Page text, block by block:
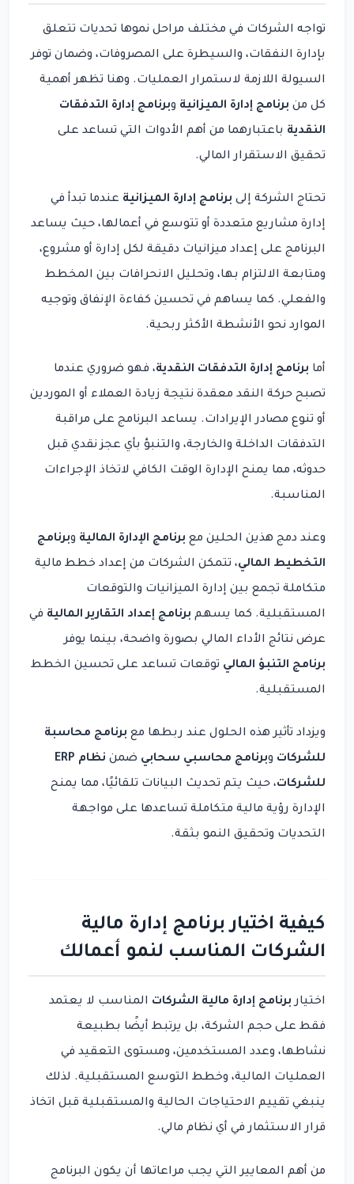
تواجه الشركات في مختلف مراحل نموها تحديات تتعلق
بإدارة النفقات، والسيطرة على المصروفات، وضمان توفر
السيولة اللازمة لاستمرار العمليات. وهنا تظهر أهمية
كل من برنامج إدارة الميزانية وبرنامج إدارة التدفقات
النقدية باعتبارهما من أهم الأدوات التي تساعد على
تحقيق الاستقرار المالي.
تحتاج الشركة إلى برنامج إدارة الميزانية عندما تبدأ في
إدارة مشاريع متعددة أو تتوسع في أعمالها، حيث يساعد
البرنامج على إعداد ميزانيات دقيقة لكل إدارة أو مشروع،
ومتابعة الالتزام بها، وتحليل الانحرافات بين المخطط
والفعلي. كما يساهم في تحسين كفاءة الإنفاق وتوجيه
الموارد نحو الأنشطة الأكثر ربحية.
أما برنامج إدارة التدفقات النقدية، فهو ضروري عندما
تصبح حركة النقد معقدة نتيجة زيادة العملاء أو الموردين
أو تنوع مصادر الإيرادات. يساعد البرنامج على مراقبة
التدفقات الداخلة والخارجة، والتنبؤ بأي عجز نقدي قبل
حدوثه، مما يمنح الإدارة الوقت الكافي لاتخاذ الإجراءات
المناسبة.
وعند دمج هذين الحلين مع برنامج الإدارة المالية وبرنامج
التخطيط المالي، تتمكن الشركات من إعداد خطط مالية
متكاملة تجمع بين إدارة الميزانيات والتوقعات
المستقبلية. كما يسهم برنامج إعداد التقارير المالية في
عرض نتائج الأداء المالي بصورة واضحة، بينما يوفر
برنامج التنبؤ المالي توقعات تساعد على تحسين الخطط
المستقبلية.
ويزداد تأثير هذه الحلول عند ربطها مع برنامج محاسبة
للشركات وبرنامج محاسبي سحابي ضمن
نظام ERP
للشركات، حيث يتم تحديث البيانات تلقائيًا، مما يمنح
الإدارة رؤية مالية متكاملة تساعدها على مواجهة
التحديات وتحقيق النمو بثقة.
كيفية اختيار برنامج إدارة مالية
الشركات المناسب لنمو أعمالك
اختياربرنامج إدارة مالية الشركات المناسب لا يعتمد
فقط على حجم الشركة، بل يرتبط أيضًا بطبيعة
نشاطها، وعدد المستخدمين، ومستوى التعقيد في
العمليات المالية، وخطط التوسع المستقبلية. لذلك
ينبغي تقييم الاحتياجات الحالية والمستقبلية قبل اتخاذ
قرار الاستثمار في أي نظام مالي.
من أهم المعايير التي يجب مراعاتها أن يكون البرنامج